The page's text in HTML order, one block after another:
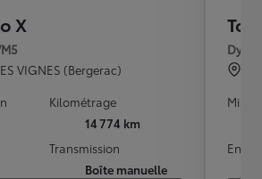
X
VIGNES (Bergerac)
Kilométrage
14 774 km
Transmission
Boîte manuelle
Mise